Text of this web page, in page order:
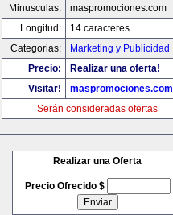
Minusculas:
maspromociones.com
Longitud:
14 caracteres
Categorias:
Marketing y Publicidad
Precio:
Realizar una oferta!
Visitar!
maspromociones.com
Serán consideradas ofertas
Realizar una Oferta
Precio Ofrecido $